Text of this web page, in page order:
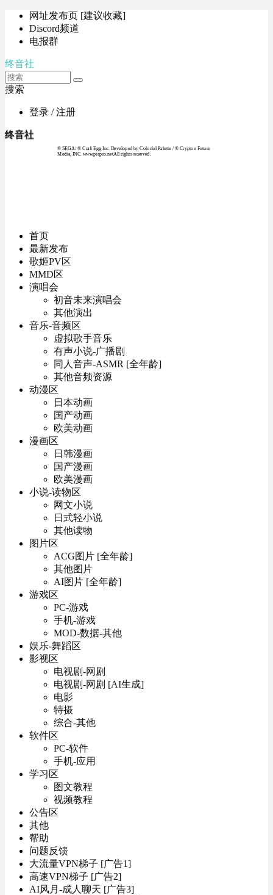
网址发布页 [建议收藏]
Discord频道
电报群
终音社
搜索
登录 / 注册
终音社
© SEGA / © Craft Egg Inc. Developed by Colorful Palette / © Crypton Future
Media, INC. www.piapro.netAll rights reserved.
首页
最新发布
歌姬PV区
MMD区
演唱会
初音未来演唱会
其他演出
音乐-音频区
虚拟歌手音乐
有声小说-广播剧
同人音声-ASMR [全年龄]
其他音频资源
动漫区
日本动画
国产动画
欧美动画
漫画区
日韩漫画
国产漫画
欧美漫画
小说-读物区
网文小说
日式轻小说
其他读物
图片区
ACG图片 [全年龄]
其他图片
AI图片 [全年龄]
游戏区
PC-游戏
手机-游戏
MOD-数据-其他
娱乐-舞蹈区
影视区
电视剧-网剧
电视剧-网剧 [AI生成]
电影
特摄
综合-其他
软件区
PC-软件
手机-应用
学习区
图文教程
视频教程
公告区
其他
帮助
问题反馈
大流量VPN梯子 [广告1]
高速VPN梯子 [广告2]
AI风月-成人聊天 [广告3]